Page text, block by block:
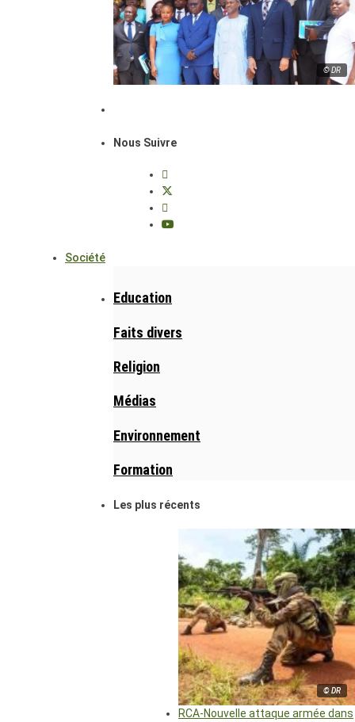
© DR
Nous Suivre
Société
Education
Faits divers
Religion
Médias
Environnement
Formation
Les plus récents
© DR
RCA-Nouvelle attaque armée dans